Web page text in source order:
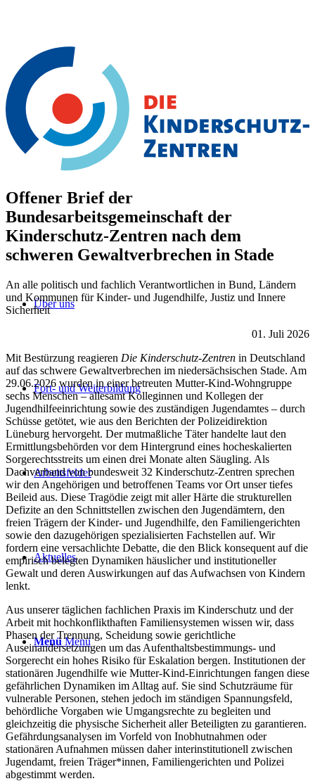
Über uns
Fort- und Weiterbildung
Arbeitsfelder
Aktuelles
Menü Menü
Offener Brief der
Bundesarbeitsgemeinschaft der
Kinderschutz-Zentren nach dem
schweren Gewaltverbrechen in Stade
An alle politisch und fachlich Verantwortlichen in Bund, Ländern
und Kommunen für Kinder- und Jugendhilfe, Justiz und Innere
Sicherheit
01. Juli 2026
Mit Bestürzung reagieren Die Kinderschutz-Zentren in Deutschland
auf das schwere Gewaltverbrechen im niedersächsischen Stade. Am
29.06.2026 wurden in einer betreuten Mutter-Kind-Wohngruppe
sechs Menschen – allesamt Kolleginnen und Kollegen der
Jugendhilfeeinrichtung sowie des zuständigen Jugendamtes – durch
Schüsse getötet, wie aus den Berichten der Polizeidirektion
Lüneburg hervorgeht. Der mutmaßliche Täter handelte laut den
Ermittlungsbehörden vor dem Hintergrund eines hocheskalierten
Sorgerechtsstreits um einen drei Monate alten Säugling. Als
Dachverband von bundesweit 32 Kinderschutz-Zentren sprechen
wir den Angehörigen und betroffenen Teams vor Ort unser tiefes
Beileid aus. Diese Tragödie zeigt mit aller Härte die strukturellen
Defizite an den Schnittstellen zwischen den Jugendämtern, den
freien Trägern der Kinder- und Jugendhilfe, den Familiengerichten
sowie den dazugehörigen spezialisierten Fachstellen auf. Wir
fordern eine versachlichte Debatte, die den Blick konsequent auf die
empirisch belegten Dynamiken häuslicher und institutioneller
Gewalt und deren Auswirkungen auf das Aufwachsen von Kindern
lenkt.
Aus unserer täglichen fachlichen Praxis im Kinderschutz und der
Arbeit mit hochkonflikthaften Familiensystemen wissen wir, dass
Phasen der Trennung, Scheidung sowie gerichtliche
Auseinandersetzungen um das Aufenthaltsbestimmungs- und
Sorgerecht ein hohes Risiko für Eskalation bergen. Institutionen der
stationären Jugendhilfe wie Mutter-Kind-Einrichtungen fangen diese
gefährlichen Dynamiken im Alltag auf. Sie sind Schutzräume für
vulnerable Personen, stehen jedoch im ständigen Spannungsfeld,
behördliche Vorgaben wie Umgangsrechte zu begleiten und
gleichzeitig die physische Sicherheit aller Beteiligten zu garantieren.
Gefährdungsanalysen im Vorfeld von Inobhutnahmen oder
stationären Aufnahmen müssen daher interinstitutionell zwischen
Jugendamt, freien Träger*innen, Familiengerichten und Polizei
abgestimmt werden.